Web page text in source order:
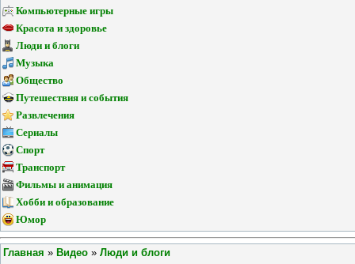
Компьютерные игры
Красота и здоровье
Люди и блоги
Музыка
Общество
Путешествия и события
Развлечения
Сериалы
Спорт
Транспорт
Фильмы и анимация
Хобби и образование
Юмор
Главная » Видео » Люди и блоги